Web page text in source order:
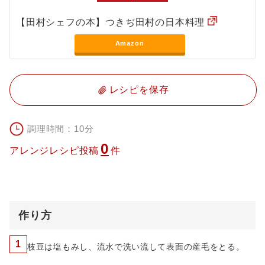
【田村シェフの本】つきぢ田村の日本料理
Amazon
レシピを保存
調理時間：10分
アレンジレシピ投稿 0 件
作り方
1 枝豆は塩もみし、流水で洗い流して表面の産毛をとる。